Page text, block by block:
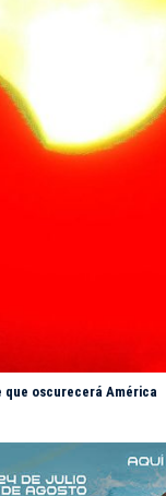
que oscurecerá América